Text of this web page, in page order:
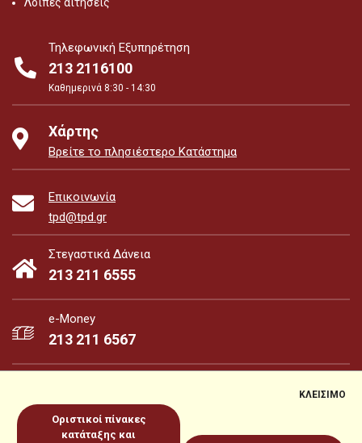
Τηλεφωνική Εξυπηρέτηση
213 2116100
Καθημερινά 8:30 - 14:30
Χάρτης
Βρείτε το πλησιέστερο Κατάστημα
Επικοινωνία
tpd@tpd.gr
Στεγαστικά Δάνεια
213 211 6555
e-Money
213 211 6567
e-Money
ΚΛΕΙΣΙΜΟ
Οριστικοί πίνακες
κατάταξης και